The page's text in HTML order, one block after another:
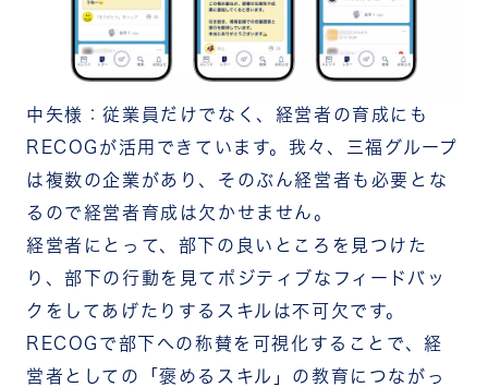
中矢様：従業員だけでなく、経営者の育成にも
RECOGが活用できています。我々、三福グループ
は複数の企業があり、そのぶん経営者も必要とな
るので経営者育成は欠かせません。
経営者にとって、部下の良いところを見つけた
り、部下の行動を見てポジティブなフィードバッ
クをしてあげたりするスキルは不可欠です。
RECOGで部下への称賛を可視化することで、経
営者としての「褒めるスキル」の教育につながっ